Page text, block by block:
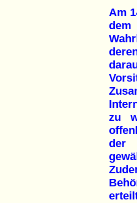
Am
dem
zu
der